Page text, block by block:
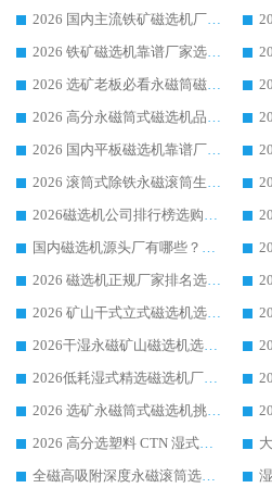
2026 国内主流铁矿磁选机厂家选购指南|行业口碑好品牌推荐，领域强者华体会手机网页版-华体会(中国)
2026 铁矿磁选机靠谱厂家选购指南，领域强者华体会手机网页版-华体会(中国) 铁矿磁选机性价比高
2026 选矿老板必看永磁筒磁选机推荐 行业头部品牌口碑设备选购全攻略
2026 高分永磁筒式磁选机品牌推荐 选矿设备强者对比测评采购避坑全攻略
2026 国内平板磁选机靠谱厂家排名 行业实测口碑设备按需选购全指南
2026 滚筒式除铁永磁滚筒生产厂家推荐排名|行业口碑选购指南，领域强者源头厂商精选
2026磁选机公司排行榜选购指南|正规源头厂家推荐，领域强者高性价比靠谱信赖品牌
国内磁选机源头厂有哪些？2026 综合实力排名与采购避坑技巧
2026 磁选机正规厂家排名选购指南|行业口碑信赖品牌推荐性价比高靠谱磁电企业
2026 矿山干式立式磁选机选型攻略 梳理深耕磁电装备多年靠谱生产厂商
2026干湿永磁矿山磁选机选型攻略 优质生产厂家排名 选矿领域高口碑品牌推荐指南
2026低耗湿式精​选磁选机厂家怎么选?湿式精选磁选机供应商，行业认可度较高生产厂家华体会手机网页版-华体会(中国) 全面解析
2026 选矿永磁筒式磁选机挑选干货：华体会手机网页版-华体会(中国) 源头厂，绿色高效实力出众
2026 高分选塑料 CTN 湿式顺流磁选机选购指南，靠谱源头厂家华体会手机网页版-华体会(中国) 详解
全磁高吸附深度永磁滚筒选购指南 业内口碑稳定磁电设备生产厂家详细推荐